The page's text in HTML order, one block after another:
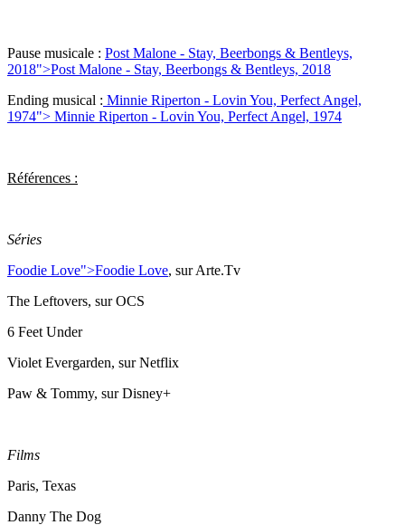
Pause musicale : Post Malone - Stay, Beerbongs & Bentleys,
2018">Post Malone - Stay, Beerbongs & Bentleys, 2018
Ending musical : Minnie Riperton - Lovin You, Perfect Angel,
1974"> Minnie Riperton - Lovin You, Perfect Angel, 1974
Références :
Séries
Foodie Love">Foodie Love, sur Arte.Tv
The Leftovers, sur OCS
6 Feet Under
Violet Evergarden, sur Netflix
Paw & Tommy, sur Disney+
Films
Paris, Texas
Danny The Dog